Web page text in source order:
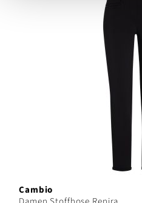
Cambio